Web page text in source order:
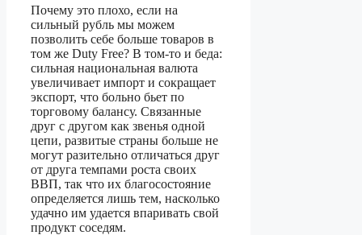
Почему это плохо, если на
сильный рубль мы можем
позволить себе больше товаров в
том же Duty Free? В том-то и беда:
сильная национальная валюта
увеличивает импорт и сокращает
экспорт, что больно бьет по
торговому балансу. Связанные
друг с другом как звенья одной
цепи, развитые страны больше не
могут разительно отличаться друг
от друга темпами роста своих
ВВП, так что их благосостояние
определяется лишь тем, насколько
удачно им удается впаривать свой
продукт соседям.